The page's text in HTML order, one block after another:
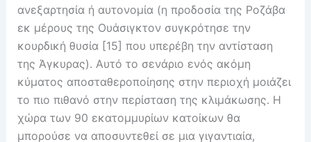
ανεξαρτησία ή αυτονομία (η προδοσία της Ροζάβα
εκ μέρους της Ουάσιγκτον συγκρότησε την
κουρδική θυσία [15] που υπερέβη την αντίσταση
της Άγκυρας). Αυτό το σενάριο ενός ακόμη
κύματος αποσταθεροποίησης στην περιοχή μοιάζει
το πιο πιθανό στην περίσταση της κλιμάκωσης. Η
χώρα των 90 εκατομμυρίων κατοίκων θα
μπορούσε να αποσυντεθεί σε μια γιγαντιαία,